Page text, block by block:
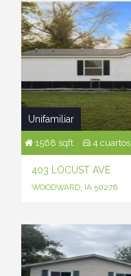
Unifamiliar
1568 sqft 4 cuartos
403 LOCUST AVE
WOODWARD, IA 50276